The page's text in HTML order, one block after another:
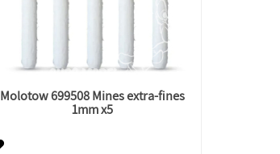
Molotow 699508 Mines extra-fines
1mm x5